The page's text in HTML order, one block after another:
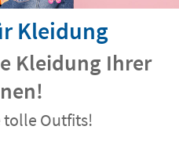
Kleidung
Kleidung Ihrer
tolle Outfits!